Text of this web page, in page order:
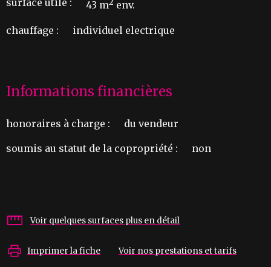
surface utile : 43 m2 env.
chauffage : individuel electrique
Informations financières
honoraires à charge : du vendeur
soumis au statut de la copropriété : non
Voir quelques surfaces plus en détail
Imprimer la fiche Voir nos prestations et tarifs